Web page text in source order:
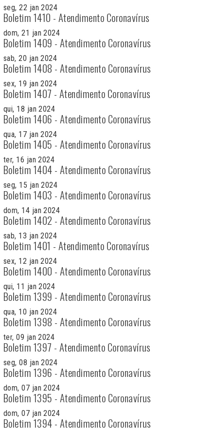
seg, 22 jan 2024
Boletim 1410 - Atendimento Coronavírus
dom, 21 jan 2024
Boletim 1409 - Atendimento Coronavírus
sab, 20 jan 2024
Boletim 1408 - Atendimento Coronavírus
sex, 19 jan 2024
Boletim 1407 - Atendimento Coronavírus
qui, 18 jan 2024
Boletim 1406 - Atendimento Coronavírus
qua, 17 jan 2024
Boletim 1405 - Atendimento Coronavírus
ter, 16 jan 2024
Boletim 1404 - Atendimento Coronavírus
seg, 15 jan 2024
Boletim 1403 - Atendimento Coronavírus
dom, 14 jan 2024
Boletim 1402 - Atendimento Coronavírus
sab, 13 jan 2024
Boletim 1401 - Atendimento Coronavírus
sex, 12 jan 2024
Boletim 1400 - Atendimento Coronavírus
qui, 11 jan 2024
Boletim 1399 - Atendimento Coronavírus
qua, 10 jan 2024
Boletim 1398 - Atendimento Coronavírus
ter, 09 jan 2024
Boletim 1397 - Atendimento Coronavírus
seg, 08 jan 2024
Boletim 1396 - Atendimento Coronavírus
dom, 07 jan 2024
Boletim 1395 - Atendimento Coronavírus
dom, 07 jan 2024
Boletim 1394 - Atendimento Coronavírus